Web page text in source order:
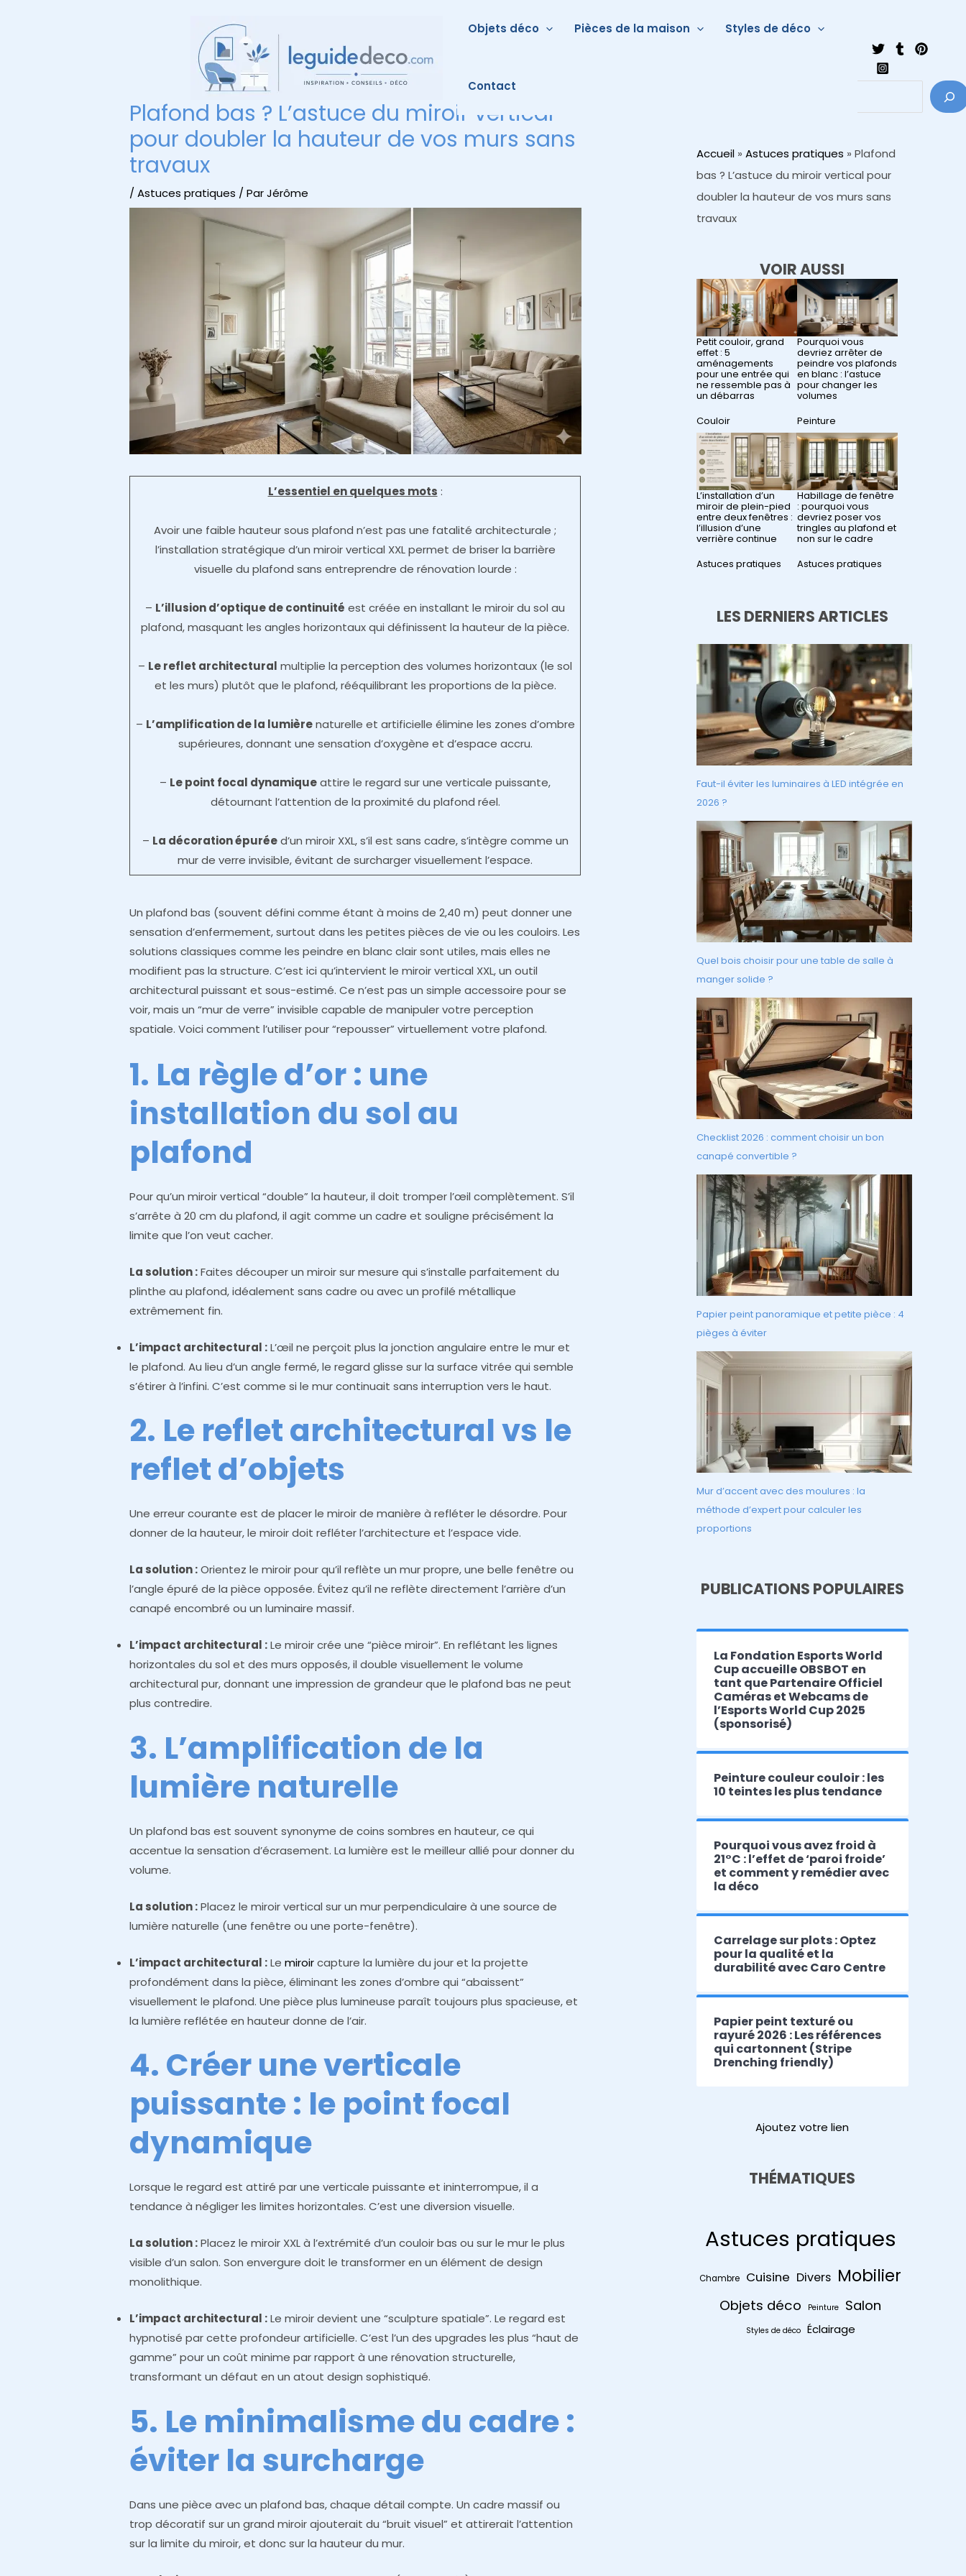
Objets déco Pièces de la maison Styles de déco
Contact
Plafond bas ? L’astuce du miroir vertical
pour doubler la hauteur de vos murs sans
travaux
/Astuces pratiques / ParJérôme
L’essentiel en quelques mots :
Avoir une faible hauteur sous plafond n’est pas une fatalité architecturale ;
l’installation stratégique d’un miroir vertical XXL permet de briser la barrière
visuelle du plafond sans entreprendre de rénovation lourde :
– L’illusion d’optique de continuité est créée en installant le miroir du sol au
plafond, masquant les angles horizontaux qui définissent la hauteur de la pièce.
– Le reflet architectural multiplie la perception des volumes horizontaux (le sol
et les murs) plutôt que le plafond, rééquilibrant les proportions de la pièce.
– L’amplification de la lumièrenaturelle et artificielle élimine les zones d’ombre
supérieures, donnant une sensation d’oxygène et d’espace accru.
– Le point focal dynamiqueattire le regard sur une verticale puissante,
détournant l’attention de la proximité du plafond réel.
– La décoration épuréed’un miroir XXL, s’il est sans cadre, s’intègre comme un
mur de verre invisible, évitant de surcharger visuellement l’espace.
Un plafond bas (souvent défini comme étant à moins de 2,40 m) peut donner une
sensation d’enfermement, surtout dans les petites pièces de vie ou les couloirs. Les
solutions classiques comme les peindre en blanc clair sont utiles, mais elles ne
modifient pas la structure. C’est ici qu’intervient le miroir vertical XXL, un outil
architectural puissant et sous-estimé. Ce n’est pas un simple accessoire pour se
voir, mais un “mur de verre” invisible capable de manipuler votre perception
spatiale. Voici comment l’utiliser pour “repousser” virtuellement votre plafond.
1. La règle d’or : une
installation du sol au
plafond
Pour qu’un miroir vertical “double” la hauteur, il doit tromper l’œil complètement. S’il
s’arrête à 20 cm du plafond, il agit comme un cadre et souligne précisément la
limite que l’on veut cacher.
La solution :Faites découper un miroir sur mesure qui s’installe parfaitement du
plinthe au plafond, idéalement sans cadre ou avec un profilé métallique
extrêmement fin.
L’impact architectural :L’œil ne perçoit plus la jonction angulaire entre le mur et
le plafond. Au lieu d’un angle fermé, le regard glisse sur la surface vitrée qui semble
s’étirer à l’infini. C’est comme si le mur continuait sans interruption vers le haut.
2. Le reflet architectural vs le
reflet d’objets
Une erreur courante est de placer le miroir de manière à refléter le désordre. Pour
donner de la hauteur, le miroir doit refléter l’architecture et l’espace vide.
La solution :Orientez le miroir pour qu’il reflète un mur propre, une belle fenêtre ou
l’angle épuré de la pièce opposée. Évitez qu’il ne reflète directement l’arrière d’un
canapé encombré ou un luminaire massif.
L’impact architectural :Le miroir crée une “pièce miroir”. En reflétant les lignes
horizontales du sol et des murs opposés, il double visuellement le volume
architectural pur, donnant une impression de grandeur que le plafond bas ne peut
plus contredire.
3. L’amplification de la
lumière naturelle
Un plafond bas est souvent synonyme de coins sombres en hauteur, ce qui
accentue la sensation d’écrasement. La lumière est le meilleur allié pour donner du
volume.
La solution :Placez le miroir vertical sur un mur perpendiculaire à une source de
lumière naturelle (une fenêtre ou une porte-fenêtre).
L’impact architectural :Lemiroircapture la lumière du jour et la projette
profondément dans la pièce, éliminant les zones d’ombre qui “abaissent”
visuellement le plafond. Une pièce plus lumineuse paraît toujours plus spacieuse, et
la lumière reflétée en hauteur donne de l’air.
4. Créer une verticale
puissante : le point focal
dynamique
Lorsque le regard est attiré par une verticale puissante et ininterrompue, il a
tendance à négliger les limites horizontales. C’est une diversion visuelle.
La solution :Placez le miroir XXL à l’extrémité d’un couloir bas ou sur le mur le plus
visible d’un salon. Son envergure doit le transformer en un élément de design
monolithique.
L’impact architectural :Le miroir devient une “sculpture spatiale”. Le regard est
hypnotisé par cette profondeur artificielle. C’est l’un des upgrades les plus “haut de
gamme” pour un coût minime par rapport à une rénovation structurelle,
transformant un défaut en un atout design sophistiqué.
5. Le minimalisme du cadre :
éviter la surcharge
Dans une pièce avec un plafond bas, chaque détail compte. Un cadre massif ou
trop décoratif sur un grand miroir ajouterait du “bruit visuel” et attirerait l’attention
sur la limite du miroir, et donc sur la hauteur du mur.
Accueil » Astuces pratiques » Plafond
bas ? L’astuce du miroir vertical pour
doubler la hauteur de vos murs sans
travaux
VOIR AUSSI
Petit couloir, grand
effet : 5
aménagements
pour une entrée qui
ne ressemble pas à
un débarras
Par rapport à
Couloir
Pourquoi vous
devriez arrêter de
peindre vos plafonds
en blanc : l’astuce
pour changer les
volumes
Par rapport à
Peinture
L’installation d’un
miroir de plein-pied
entre deux fenêtres :
l’illusion d’une
verrière continue
Par rapport à
Astuces pratiques
Habillage de fenêtre
: pourquoi vous
devriez poser vos
tringles au plafond et
non sur le cadre
Par rapport à
Astuces pratiques
LES DERNIERS ARTICLES
Faut-il éviter les luminaires à LED intégrée en
2026 ?
Quel bois choisir pour une table de salle à
manger solide ?
Checklist 2026 : comment choisir un bon
canapé convertible ?
Papier peint panoramique et petite pièce : 4
pièges à éviter
Mur d’accent avec des moulures : la
méthode d’expert pour calculer les
proportions
PUBLICATIONS POPULAIRES
La Fondation Esports World
Cup accueille OBSBOT en
tant que Partenaire Officiel
Caméras et Webcams de
l’Esports World Cup 2025
(sponsorisé)
Peinture couleur couloir : les
10 teintes les plus tendance
Pourquoi vous avez froid à
21°C : l’effet de ‘paroi froide’
et comment y remédier avec
la déco
Carrelage sur plots : Optez
pour la qualité et la
durabilité avec Caro Centre
Papier peint texturé ou
rayuré 2026 : Les références
qui cartonnent (Stripe
Drenching friendly)
Ajoutez votre lien
THÉMATIQUES
Astuces pratiques
Chambre Cuisine Divers Mobilier
Objets déco Peinture Salon
Styles de déco Éclairage